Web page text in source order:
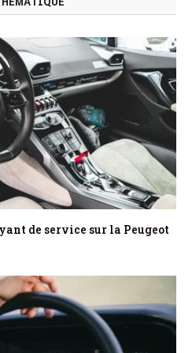
de service sur la Peugeot